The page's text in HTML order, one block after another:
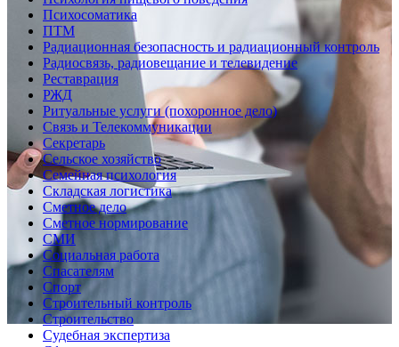
Психосоматика
ПТМ
Радиационная безопасность и радиационный контроль
Радиосвязь, радиовещание и телевидение
Реставрация
РЖД
Ритуальные услуги (похоронное дело)
Связь и Телекоммуникации
Секретарь
Сельское хозяйство
Семейная психология
Складская логистика
Сметное дело
Сметное нормирование
СМИ
Социальная работа
Спасателям
Спорт
Строительный контроль
Строительство
Судебная экспертиза